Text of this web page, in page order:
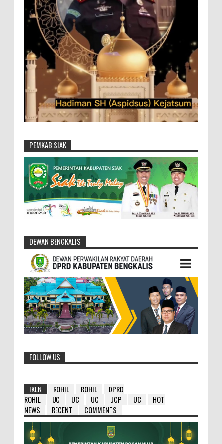
PEMKAB SIAK
DEWAN BENGKALIS
FOLLOW US
IKLN ROHIL ROHIL
DPRD
ROHIL
UC UC UC UCP UC
HOT
NEWS
RECENT COMMENTS